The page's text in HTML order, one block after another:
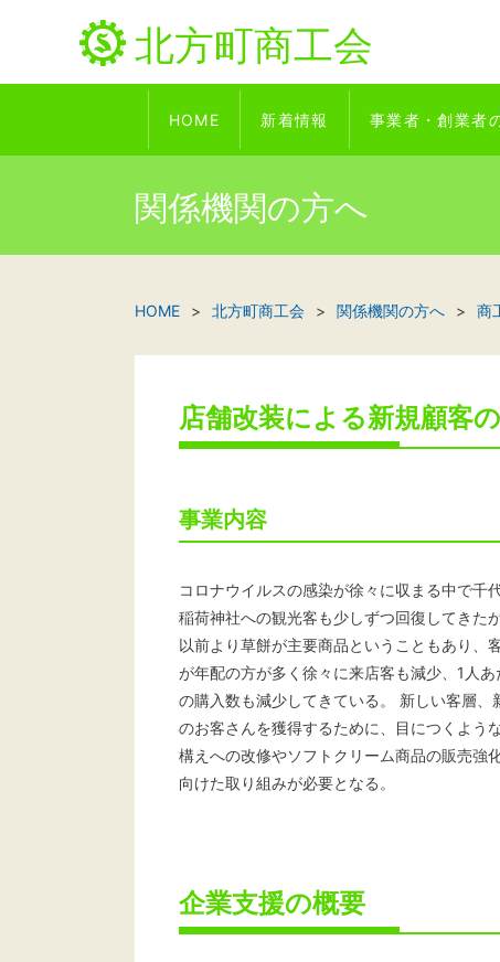
北方町商工会
HOME 新着情報 事業者・創業者
関係機関の方へ
HOME 北方町商工会 関係機関の方へ 商
店舗改装による新規顧客
事業内容
コロナウイルスの感染が徐々に収まる中で千
稲荷神社への観光客も少しずつ回復してきたが
以前より草餅が主要商品ということもあり、
が年配の方が多く徐々に来店客も減少、1人あ
の購入数も減少してきている。 新しい客層、
のお客さんを獲得するために、目につくよう
構えへの改修やソフトクリーム商品の販売強
向けた取り組みが必要となる。
企業支援の概要